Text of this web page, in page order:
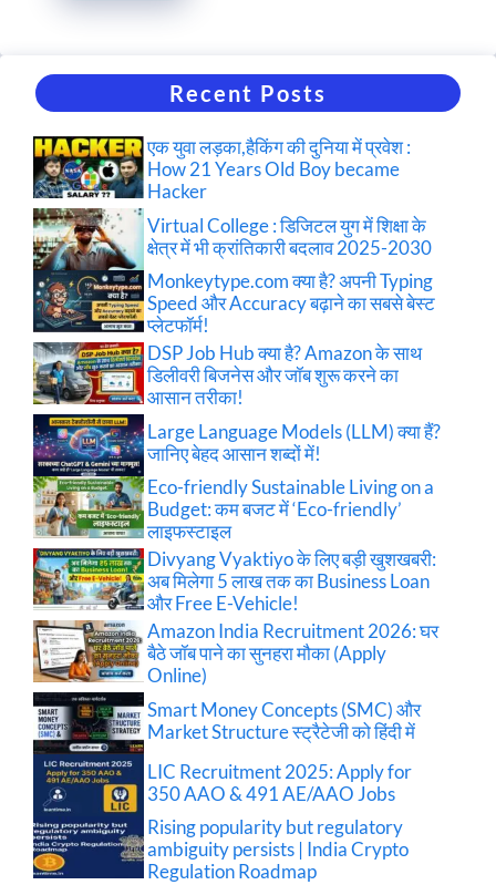
Recent Posts
एक युवा लड़का,हैकिंग की दुनिया में प्रवेश :
How 21 Years Old Boy became
Hacker
Virtual College : डिजिटल युग में शिक्षा के
क्षेत्र में भी क्रांतिकारी बदलाव 2025-2030
Monkeytype.com क्या है? अपनी Typing
Speed और Accuracy बढ़ाने का सबसे बेस्ट
प्लेटफॉर्म!
DSP Job Hub क्या है? Amazon के साथ
डिलीवरी बिजनेस और जॉब शुरू करने का
आसान तरीका!
Large Language Models (LLM) क्या हैं?
जानिए बेहद आसान शब्दों में!
Eco-friendly Sustainable Living on a
Budget: कम बजट में ‘Eco-friendly’
लाइफस्टाइल
Divyang Vyaktiyo के लिए बड़ी खुशखबरी:
अब मिलेगा 5 लाख तक का Business Loan
और Free E-Vehicle!
Amazon India Recruitment 2026: घर
बैठे जॉब पाने का सुनहरा मौका (Apply
Online)
Smart Money Concepts (SMC) और
Market Structure स्ट्रैटेजी को हिंदी में
LIC Recruitment 2025: Apply for
350 AAO & 491 AE/AAO Jobs
Rising popularity but regulatory
ambiguity persists | India Crypto
Regulation Roadmap